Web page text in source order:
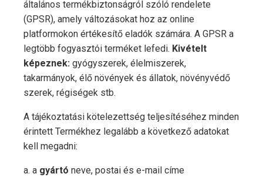
általános termékbiztonságról szóló rendelete
(GPSR), amely változásokat hoz az online
platformokon értékesítő eladók számára. A GPSR a
legtöbb fogyasztói terméket lefedi. Kivételt
képeznek: gyógyszerek, élelmiszerek,
takarmányok, élő növények és állatok, növényvédő
szerek, régiségek stb.
A tájékoztatási kötelezettség teljesítéséhez minden
érintett Termékhez legalább a következő adatokat
kell megadni:
a. a gyártó neve, postai és e-mail címe